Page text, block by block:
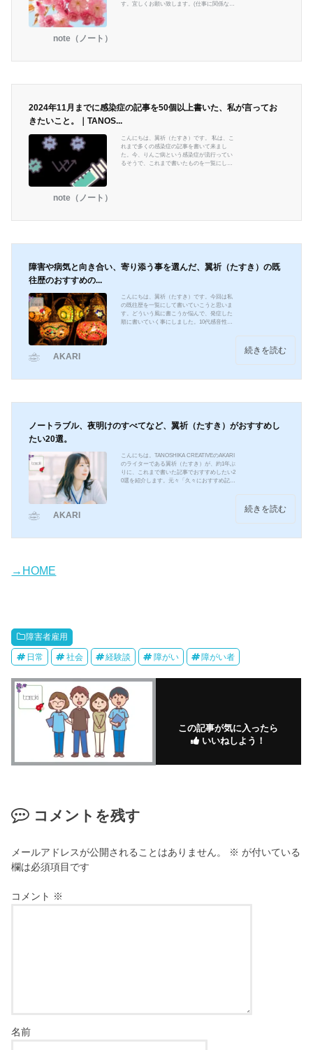
す。宜しくお願い致します。(仕事に関係ない
note（ノート）
2024年11月までに感染症の記事を50個以上書いた、私が言ってお
きたいこと。｜TANOS...
こんにちは、翼祈（たすき）です。 私は、こ
れまで多くの感染症の記事を書いて来まし
た。今、りんご病という感染症が流行ってい
るそうで、これまで書いたものを一覧にして
節性インフルエンザに効くmRNAワクチン、
note（ノート）
障害や病気と向き合い、寄り添う事を選んだ、翼祈（たすき）の既
往歴のおすすめの...
こんにちは、翼祈（たすき）です。今回は私
の既往歴を一覧にして書いていこうと思いま
す。どういう風に書こうか悩んで、発症した
順に書いていく事にしました。10代感音性難
糖尿病になったというのを検索で観たので、
続きを読む
AKARI
ノートラブル、夜明けのすべてなど、翼祈（たすき）がおすすめし
たい20選。
こんにちは。TANOSHIKA CREATIVEのAKARI
のライターである翼祈（たすき）が、約1年ぶ
りに、これまで書いた記事でおすすめしたい2
0選を紹介します。元々「久々におすすめ記事
見当日に色んな記事を読み返して、自分の言
続きを読む
AKARI
→HOME
障害者雇用
日常 社会 経験談 障がい 障がい者
この記事が気に入ったら
いいねしよう！
コメントを残す
メールアドレスが公開されることはありません。 ※ が付いている
欄は必須項目です
コメント ※
名前